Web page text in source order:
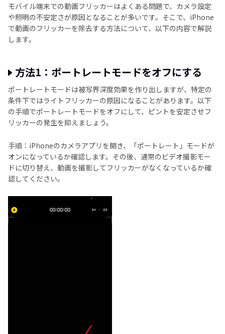
モバイル端末での動画フリッカーはよくある問題で、カメラ設定
や照明の不安定さが原因となることが多いです。そこで、iPhone
で動画のフリッカーを除去する方法について、以下の内容で解説
します。
方法1：ポートレートモードをオフにする
ポートレートモードは被写界深度効果を作り出しますが、特定の
条件下ではライトフリッカーの原因になることがあります。以下
の手順でポートレートモードをオフにして、ピントを安定させフ
リッカーの発生を抑えましょう。
手順：iPhoneのカメラアプリを開き、「ポートレート」モードが
オンになっているか確認します。その後、通常のビデオ撮影モー
ドに切り替え、動画を撮影してフリッカーがなくなっているか確
認してください。